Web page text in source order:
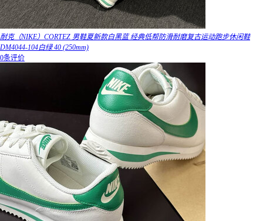
耐克（NIKE）CORTEZ 男鞋夏新款白黑蓝 经典低帮防滑耐磨复古运动跑步休闲鞋
DM4044-104白绿 40 (250mm)
0条评价